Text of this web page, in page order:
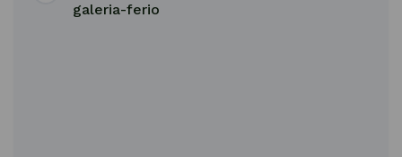
galeria-ferio